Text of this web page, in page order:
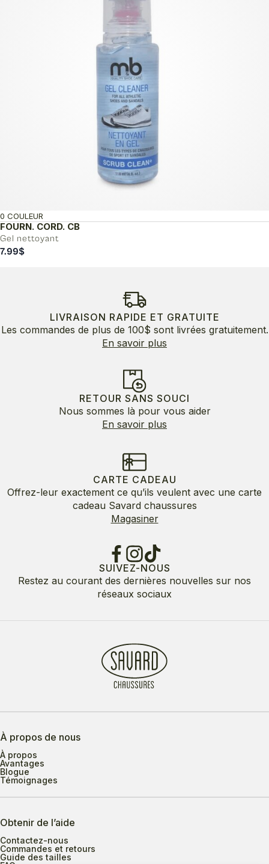
FOURN. CORD. CB
Gel nettoyant
0 COULEUR
7.99$
LIVRAISON RAPIDE ET GRATUITE
Les commandes de plus de 100$ sont livrées gratuitement.
En savoir plus
RETOUR SANS SOUCI
Nous sommes là pour vous aider
En savoir plus
CARTE CADEAU
Offrez-leur exactement ce qu’ils veulent avec une carte
cadeau Savard chaussures
Magasiner
SUIVEZ-NOUS
Restez au courant des dernières nouvelles sur nos
réseaux sociaux
À propos de nous
À propos
Avantages
Blogue
Témoignages
Obtenir de l’aide
Contactez-nous
Commandes et retours
Guide des tailles